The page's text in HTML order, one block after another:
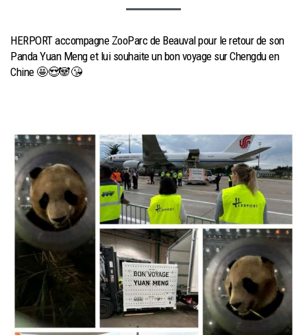
HERPORTaccompagne ZooParc de Beauvalpour le retour de son
Panda Yuan Meng et lui souhaite un bon voyage sur Chengdu en
Chine 🤩😍🐼😘